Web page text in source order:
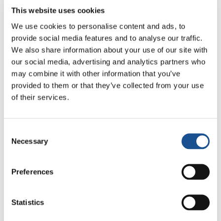
This website uses cookies
We use cookies to personalise content and ads, to
provide social media features and to analyse our traffic.
We also share information about your use of our site with
our social media, advertising and analytics partners who
may combine it with other information that you’ve
provided to them or that they’ve collected from your use
of their services.
Selection
Necessary
Preferences
Statistics
apportato altre modifiche per realizzare
prototipi più avanzati, sottoposti ad altre
cinque persone dislessiche che ci hanno fornito
ulteriori suggerimenti ».
Questo approccio Keisuke l’ha conservato
anche nella sua giovane azienda. « È stato
fondamentale per noi creare una community
ipovedenti che sono i nostri utilizzatori finali. La
loro presenza, collaborazione, feedback sono
preziosissimi. Ed è una gioia sapere che questo
strumento li aiuta ad avere più fiducia in sé
altri con più facilità, anche nell’ambito